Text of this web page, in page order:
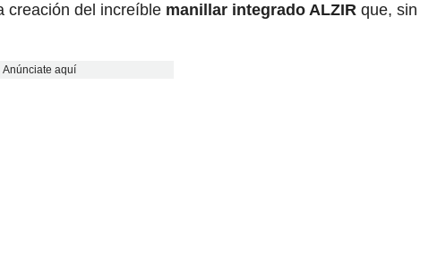
creación del increíble manillar integrado ALZIR que, sin
Anúnciate aquí